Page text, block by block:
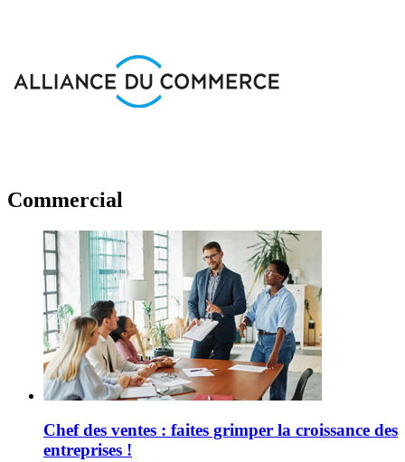
Commercial
Chef des ventes : faites grimper la croissance des
entreprises !